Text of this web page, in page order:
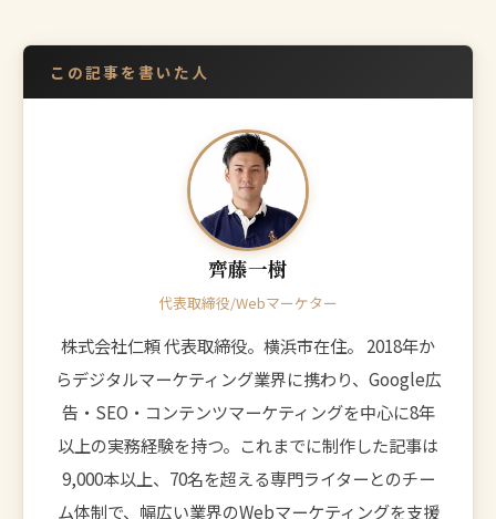
この記事を書いた人
齊藤一樹
代表取締役/Webマーケター
株式会社仁頼 代表取締役。横浜市在住。 2018年か
らデジタルマーケティング業界に携わり、Google広
告・SEO・コンテンツマーケティングを中心に8年
以上の実務経験を持つ。これまでに制作した記事は
9,000本以上、70名を超える専門ライターとのチー
ム体制で、幅広い業界のWebマーケティングを支援